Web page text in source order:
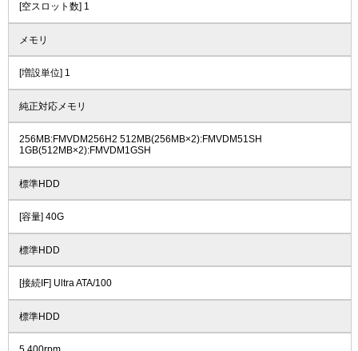
[空スロット数] 1
メモリ
[増設単位] 1
純正対応メモリ
256MB:FMVDM256H2 512MB(256MB×2):FMVDM51SH
1GB(512MB×2):FMVDM1GSH
標準HDD
[容量] 40G
標準HDD
[接続IF] Ultra ATA/100
標準HDD